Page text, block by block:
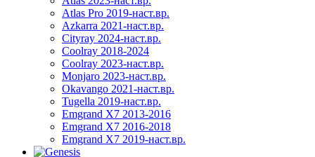
Atlas Pro 2019-наст.вр.
Azkarra 2021-наст.вр.
Cityray 2024-наст.вр.
Coolray 2018-2024
Coolray 2023-наст.вр.
Monjaro 2023-наст.вр.
Okavango 2021-наст.вр.
Tugella 2019-наст.вр.
Emgrand Х7 2013-2016
Emgrand X7 2016-2018
Emgrand X7 2019-наст.вр.